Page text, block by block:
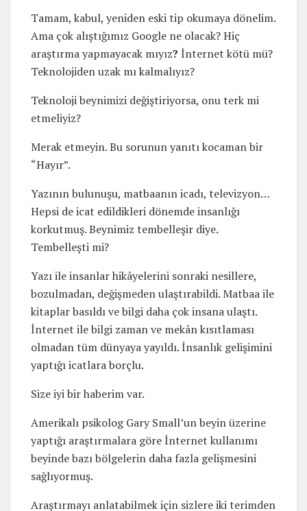
Tamam, kabul, yeniden eski tip okumaya dönelim.
Ama çok alıştığımız Google ne olacak? Hiç
araştırma yapmayacak mıyız? İnternet kötü mü?
Teknolojiden uzak mı kalmalıyız?
Teknoloji beynimizi değiştiriyorsa, onu terk mi
etmeliyiz?
Merak etmeyin. Bu sorunun yanıtı kocaman bir
“Hayır”.
Yazının bulunuşu, matbaanın icadı, televizyon…
Hepsi de icat edildikleri dönemde insanlığı
korkutmuş. Beynimiz tembelleşir diye.
Tembelleşti mi?
Yazı ile insanlar hikâyelerini sonraki nesillere,
bozulmadan, değişmeden ulaştırabildi. Matbaa ile
kitaplar basıldı ve bilgi daha çok insana ulaştı.
İnternet ile bilgi zaman ve mekân kısıtlaması
olmadan tüm dünyaya yayıldı. İnsanlık gelişimini
yaptığı icatlara borçlu.
Size iyi bir haberim var.
Amerikalı psikolog Gary Small’un beyin üzerine
yaptığı araştırmalara göre İnternet kullanımı
beyinde bazı bölgelerin daha fazla gelişmesini
sağlıyormuş.
Araştırmayı anlatabilmek için sizlere iki terimden